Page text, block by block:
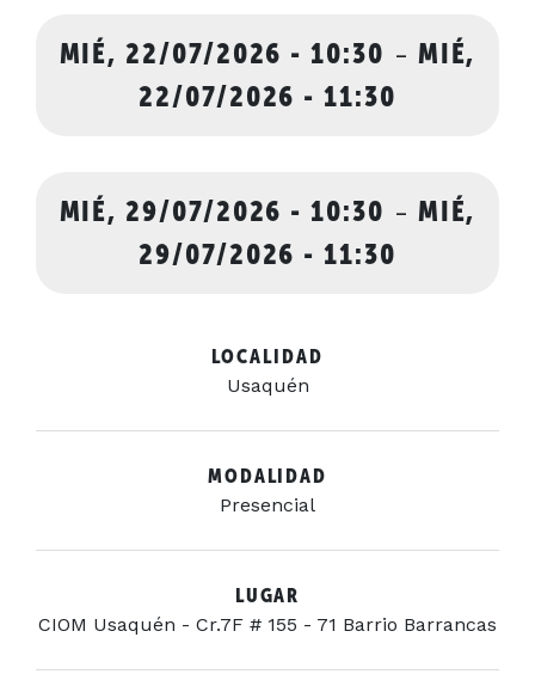
MIÉ, 22/07/2026 - 10:30 - MIÉ,
22/07/2026 - 11:30
MIÉ, 29/07/2026 - 10:30 - MIÉ,
29/07/2026 - 11:30
LOCALIDAD
Usaquén
MODALIDAD
Presencial
LUGAR
CIOM Usaquén - Cr.7F # 155 - 71 Barrio Barrancas